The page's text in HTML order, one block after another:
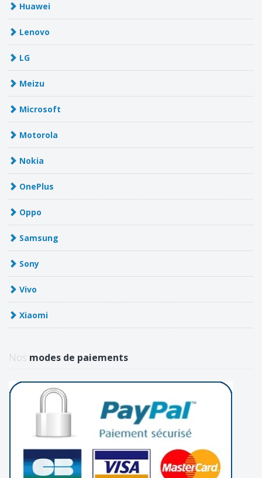
Huawei
Lenovo
LG
Meizu
Microsoft
Motorola
Nokia
OnePlus
Oppo
Samsung
Sony
Vivo
Xiaomi
Nos modes de paiements